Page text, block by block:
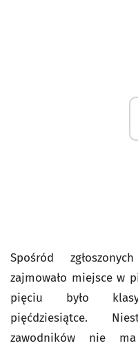
Spośród
zajmowało miejsce w
pięciu było
pięćdziesiątce.
zawodników nie